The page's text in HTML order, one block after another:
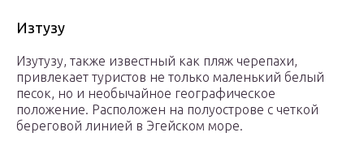
Изтузу
Изутузу, также известный как пляж черепахи,
привлекает туристов не только маленький белый
песок, но и необычайное географическое
положение. Расположен на полуострове с четкой
береговой линией в Эгейском море.